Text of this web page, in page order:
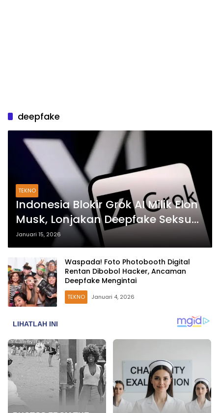
deepfake
TEKNO
Indonesia Blokir Grok AI Milik Elon
Musk, Lonjakan Deepfake Seksual
Jadi Pemicu Utama
Januari 15, 2026
Waspada! Foto Photobooth Digital
Rentan Dibobol Hacker, Ancaman
Deepfake Mengintai
TEKNO Januari 4, 2026